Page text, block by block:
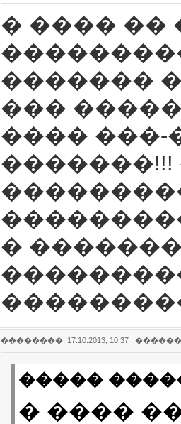
� ���� ��
�������
���
���� ���-
�������!!!
�
��������: 17.10.2013, 10:37 |
�����
� ����